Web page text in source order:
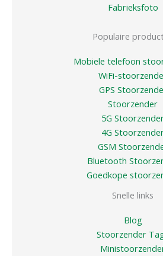
Fabrieksfoto
Populaire
Mobiele telefoon
WiFi-
GPS
Stoorzender
5G
4G
GSM
Bluetooth
Goedkope
Snelle links
Blog
Stoorzender